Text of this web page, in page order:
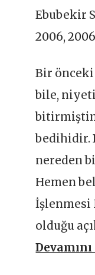
Ebubekir
2006,2006
Bir önceki
bile,
bedihidir.
nereden
Hemen
İşlenmesi
olduğu
Devamını